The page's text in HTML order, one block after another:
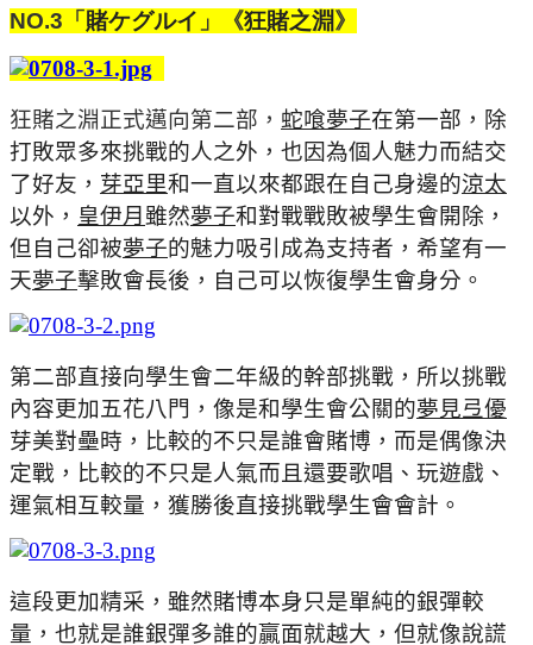
NO.3 「 賭ケグルイ 」《狂賭之淵》
狂賭之淵正式邁向第二部， 蛇喰夢子在第一部，除
打敗眾多來挑戰的人之外，也因為個人魅力而結交
了好友， 芽亞里和一直以來都跟在自己身邊的涼太
以外， 皇伊月 雖然夢子和對戰戰敗被學生會開除，
但自己卻被夢子的魅力吸引成為支持者，希望有一
天夢子擊敗會長後，自己可以恢復學生會身分。
第二部直接向學生會二年級的幹部挑戰，所以挑戰
內容更加五花八門，像是和學生會公關的夢見弖優
芽美對壘時，比較的不只是誰會賭博，而是偶像決
定戰，比較的不只是人氣而且還要歌唱、玩遊戲、
運氣相互較量，獲勝後直接挑戰學生會會計。
這段更加精采，雖然賭博本身只是單純的銀彈較
量，也就是誰銀彈多誰的贏面就越大，但就像說謊